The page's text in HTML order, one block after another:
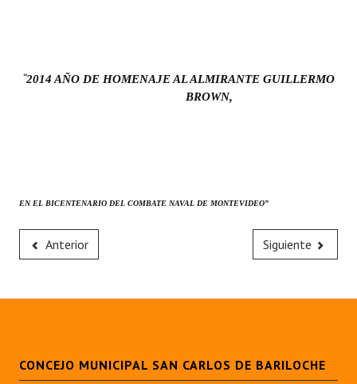
“2014 AÑO DE HOMENAJE AL ALMIRANTE GUILLERMO
BROWN,
EN EL BICENTENARIO DEL COMBATE NAVAL DE MONTEVIDEO”
Anterior Siguiente
CONCEJO MUNICIPAL SAN CARLOS DE BARILOCHE